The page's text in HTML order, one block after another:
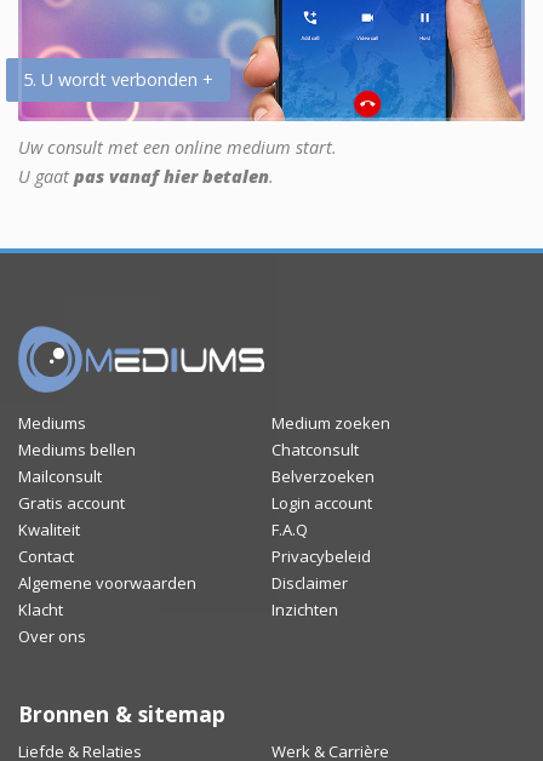
5. U wordt verbonden +
Uw consult met een online medium start.
U gaat pas vanaf hier betalen.
Mediums
Medium zoeken
Mediums bellen
Chatconsult
Mailconsult
Belverzoeken
Gratis account
Login account
Kwaliteit
F.A.Q
Contact
Privacybeleid
Algemene voorwaarden
Disclaimer
Klacht
Inzichten
Over ons
Bronnen & sitemap
Liefde & Relaties Werk & Carrière